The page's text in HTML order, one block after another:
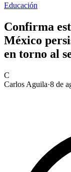
Educación
Confirma
México
en torno al
C
Carlos Aguila·8 de